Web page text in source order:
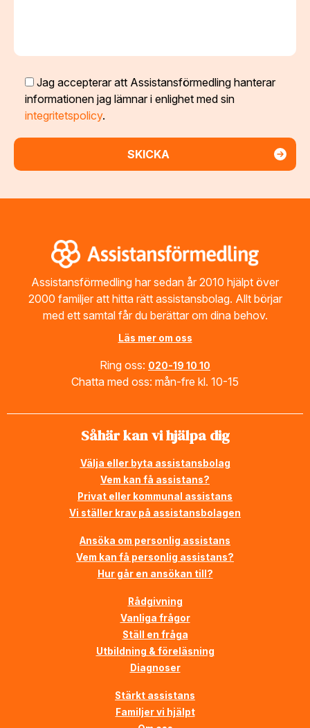
Jag accepterar att Assistansförmedling hanterar
informationen jag lämnar i enlighet med sin
integritetspolicy.
Assistansförmedling har sedan år 2010 hjälpt över
2000 familjer att hitta rätt assistansbolag. Allt börjar
med ett samtal får du berättar om dina behov.
Läs mer om oss
Ring oss: 020-19 10 10
Chatta med oss: mån-fre kl. 10-15
Såhär kan vi hjälpa dig
Välja eller byta assistansbolag
Vem kan få assistans?
Privat eller kommunal assistans
Vi ställer krav på assistansbolagen
Ansöka om personlig assistans
Vem kan få personlig assistans?
Hur går en ansökan till?
Rådgivning
Vanliga frågor
Ställ en fråga
Utbildning & föreläsning
Diagnoser
Stärkt assistans
Familjer vi hjälpt